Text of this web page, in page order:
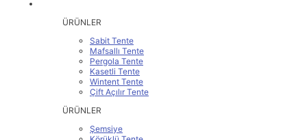
ÜRÜNLER
Sabit Tente
Mafsallı Tente
Pergola Tente
Kasetli Tente
Wintent Tente
Çift Açılır Tente
ÜRÜNLER
Şemsiye